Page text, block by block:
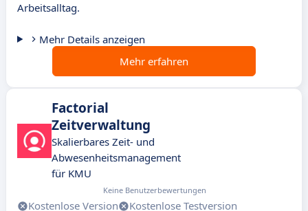
Arbeitsalltag.
Mehr Details anzeigen
Mehr erfahren
Factorial
Zeitverwaltung
Skalierbares Zeit- und
Abwesenheitsmanagement
für KMU
Keine Benutzerbewertungen
Kostenlose Version
Kostenlose Testversion